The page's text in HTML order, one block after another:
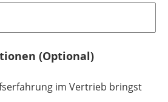
(Optional)
im Vertrieb bringst